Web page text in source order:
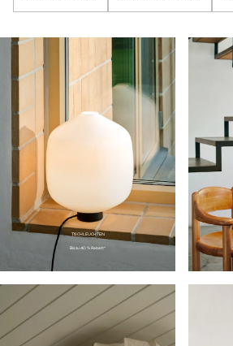
TISCHLEUCHTEN
Bis zu 40 % Rabatt*